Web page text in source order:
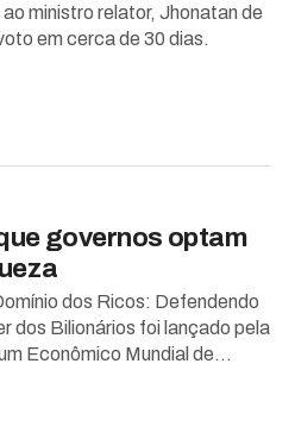
ministro relator, Jhonatan de
em cerca de 30 dias.
governos optam
dos Ricos: Defendendo
dos Bilionários foi lançado pela
Econômico Mundial de...